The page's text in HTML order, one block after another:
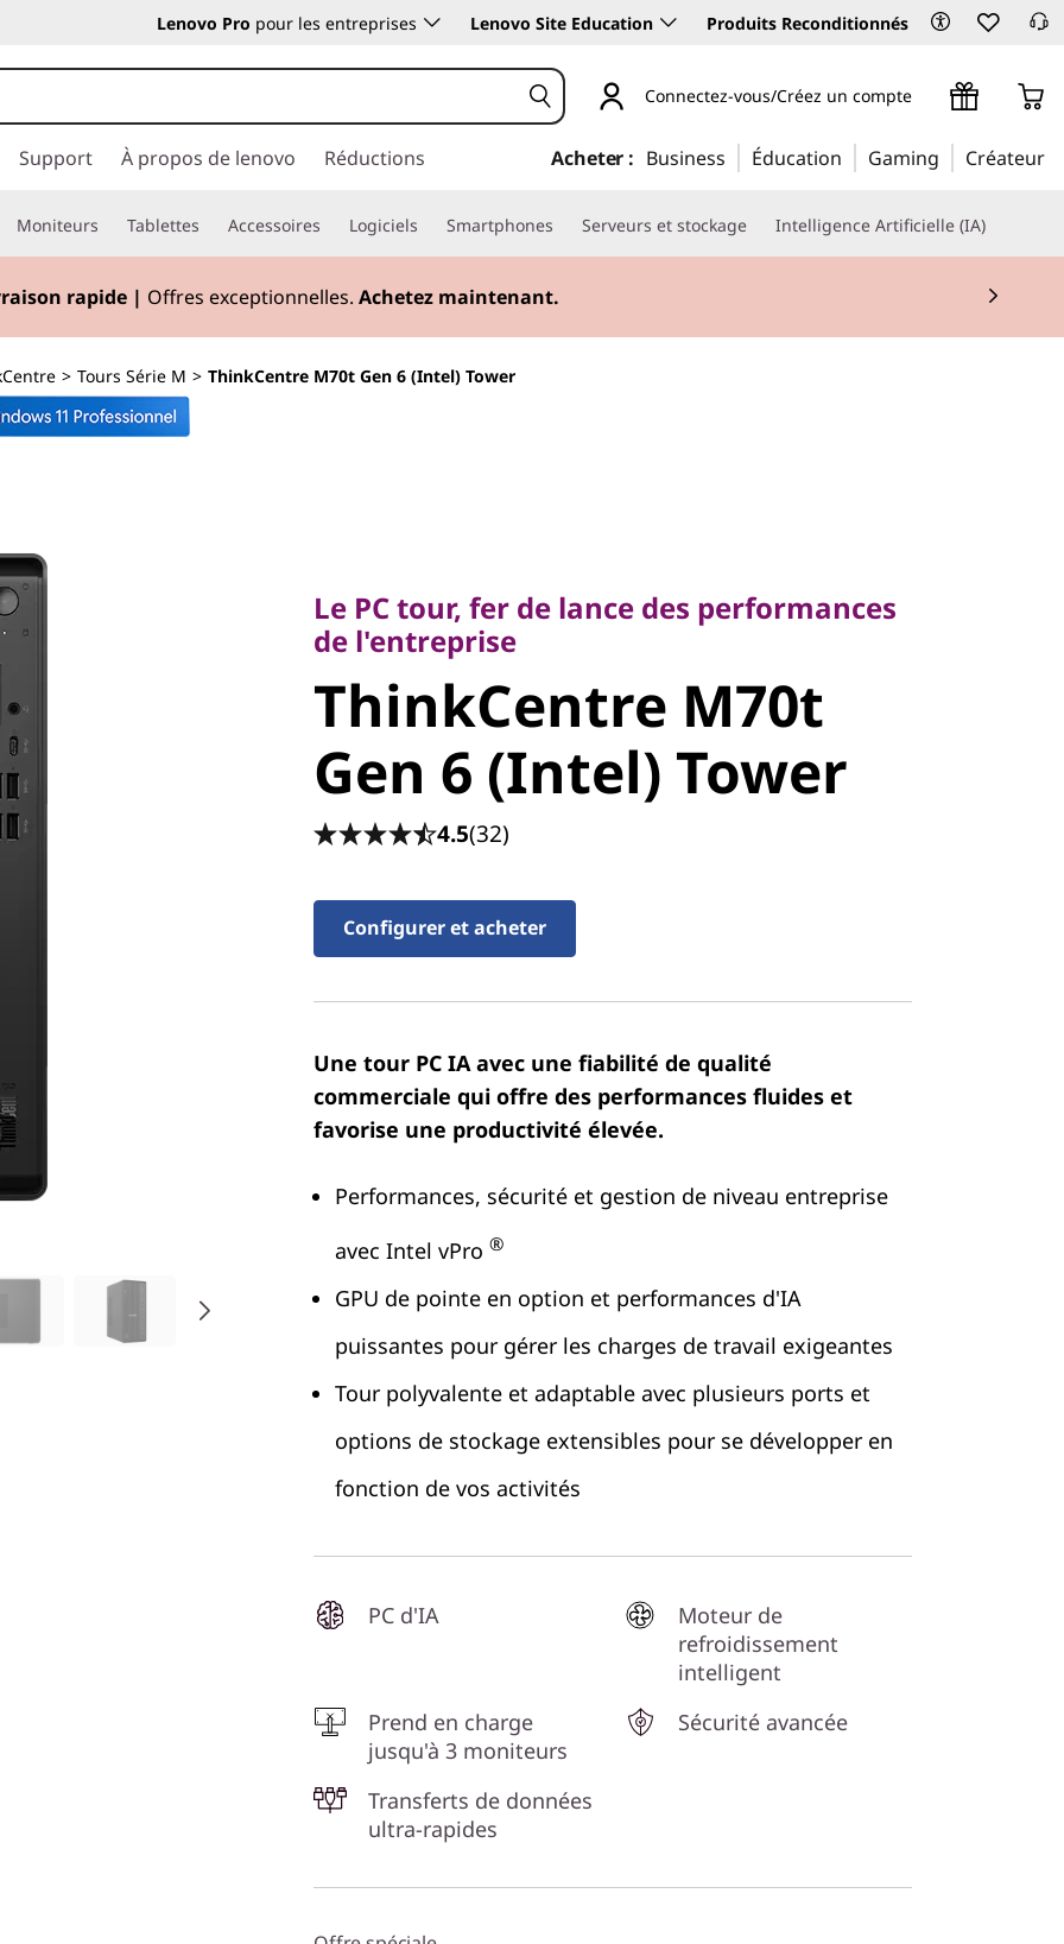
Lenovo Pro pour les entreprises Lenovo Site Education Produits Reconditionnés
Connectez-vous/Créez un compte
Support À propos de lenovo Réductions Acheter : Business Éducation Gaming Créateur
Moniteurs Tablettes Accessoires Logiciels Smartphones Serveurs et stockage Intelligence Artificielle (IA)
rapide| Offres exceptionnelles. Achetez maintenant.
> Tours Série M > ThinkCentre M70t Gen 6 (Intel) Tower
ThinkCentre M70t
Gen 6 (Intel) Tower
Le PC tour, fer de lance des performances
de l'entreprise
ThinkCentre M70t
Gen 6 (Intel) Tower
4.5(32)
Configurer et acheter
Une tour PC IA avec une fiabilité de qualité
commerciale qui offre des performances fluides et
favorise une productivité élevée.
Performances, sécurité et gestion de niveau entreprise
avec Intel vPro ®
GPU de pointe en option et performances d'IA
puissantes pour gérer les charges de travail exigeantes
Tour polyvalente et adaptable avec plusieurs ports et
options de stockage extensibles pour se développer en
fonction de vos activités
PC d'IA
Moteur de
refroidissement
intelligent
Prend en charge
jusqu'à 3 moniteurs
Sécurité avancée
Transferts de données
ultra-rapides